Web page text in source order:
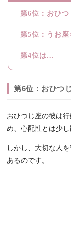
第6位：おひ
第5位：うお座
第4位は...
第6位：おひつ
おひつじ座の彼は
め、心配性とは少
しかし、大切な人
あるのです。